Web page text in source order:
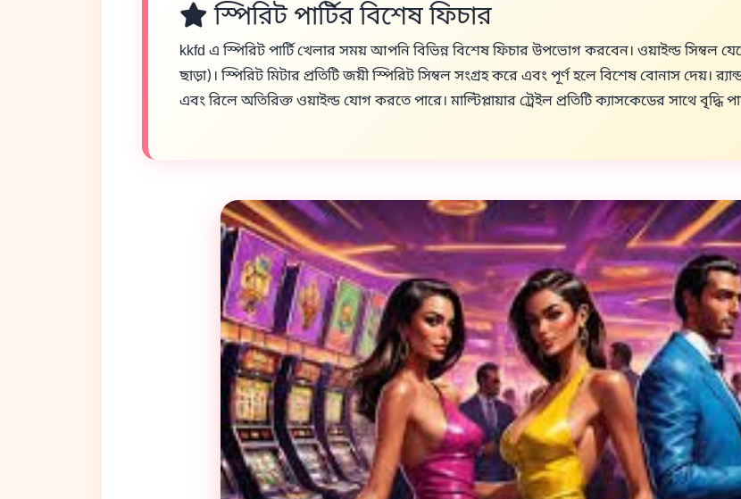
স্পিরিট পার্টির বিশেষ ফিচার
kkfd এ স্পিরিট পার্টি খেলার সময় আপনি বিভিন্ন বিশেষ ফিচার উপভোগ করবেন। ওয়াইল্ড সিম্বল
ছাড়া)। স্পিরিট মিটার প্রতিটি জয়ী স্পিরিট সিম্বল সংগ্রহ করে এবং পূর্ণ হলে বিশেষ বোনাস দেয়।
এবং রিলে অতিরিক্ত ওয়াইল্ড যোগ করতে পারে। মাল্টিপ্লায়ার ট্রেইল প্রতিটি ক্যাসকেডের সাথে